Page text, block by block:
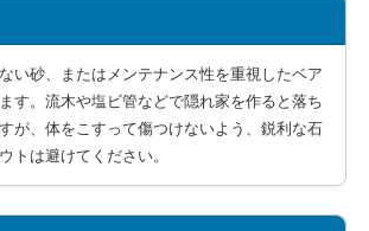
い砂、またはメンテナンス性を重視したベア
す。流木や塩ビ管などで隠れ家を作ると落ち
が、体をこすって傷つけないよう、鋭利な石
トは避けてください。